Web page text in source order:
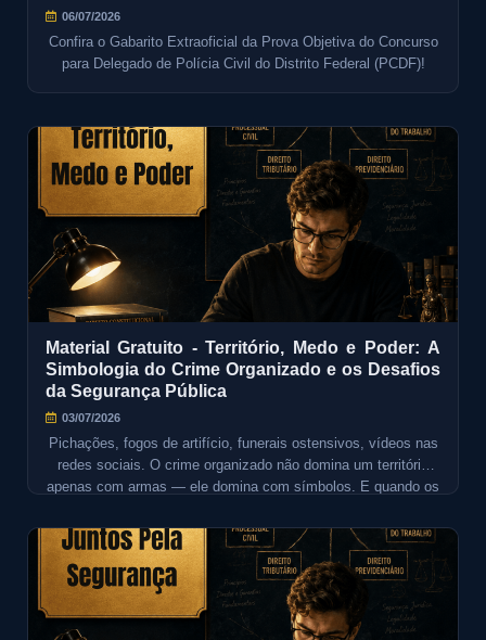
06/07/2026
Confira o Gabarito Extraoficial da Prova Objetiva do Concurso
para Delegado de Polícia Civil do Distrito Federal (PCDF)!
Material Gratuito - Território, Medo e Poder: A
Simbologia do Crime Organizado e os Desafios
da Segurança Pública
03/07/2026
Pichações, fogos de artifício, funerais ostensivos, vídeos nas
redes sociais. O crime organizado não domina um território
apenas com armas — ele domina com símbolos. E quando os
Estado, algo essencial da ordem democrática começa a se
romper.